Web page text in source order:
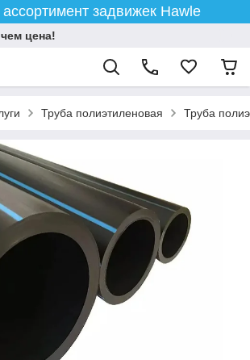
задвижек Hawle
цена!
Труба полиэтиленовая Труба